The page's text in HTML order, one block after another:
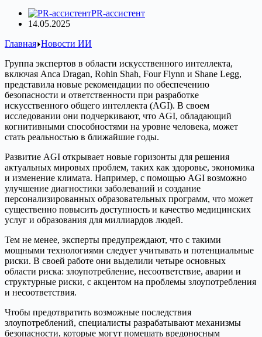
PR-ассистент
14.05.2025
Главная Новости ИИ
Группа экспертов в области искусственного интеллекта,
включая Anca Dragan, Rohin Shah, Four Flynn и Shane Legg,
представила новые рекомендации по обеспечению
безопасности и ответственности при разработке
искусственного общего интеллекта (AGI). В своем
исследовании они подчеркивают, что AGI, обладающий
когнитивными способностями на уровне человека, может
стать реальностью в ближайшие годы.
Развитие AGI открывает новые горизонты для решения
актуальных мировых проблем, таких как здоровье, экономика
и изменение климата. Например, с помощью AGI возможно
улучшение диагностики заболеваний и создание
персонализированных образовательных программ, что может
существенно повысить доступность и качество медицинских
услуг и образования для миллиардов людей.
Тем не менее, эксперты предупреждают, что с такими
мощными технологиями следует учитывать и потенциальные
риски. В своей работе они выделили четыре основных
области риска: злоупотребление, несоответствие, аварии и
структурные риски, с акцентом на проблемы злоупотребления
и несоответствия.
Чтобы предотвратить возможные последствия
злоупотреблений, специалисты разрабатывают механизмы
безопасности, которые могут помешать вредоносным